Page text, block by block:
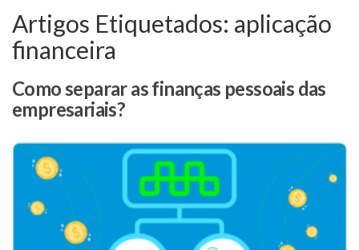
Artigos Etiquetados: aplicação
financeira
Como separar as finanças pessoais das
empresariais?